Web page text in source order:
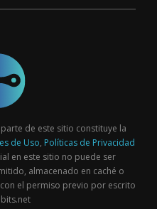
de este sitio constituye la
de Uso, Políticas de Privacidad
en este sitio no puede ser
almacenado en caché o
el permiso previo por escrito